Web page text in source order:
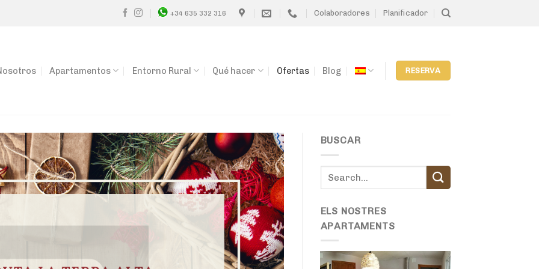
+34 635 332 316 Colaboradores Planificador
Apartamentos Entorno Rural Qué hacer Ofertas Blog RESERVA
BUSCAR
ELS NOSTRES
APARTAMENTS